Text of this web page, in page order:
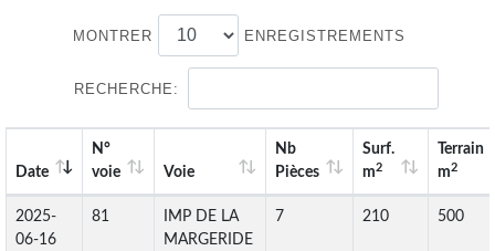
MONTRER ENREGISTREMENTS
RECHERCHE:
Date
N°
voie
Voie
Nb
Pièces
Surf.
m2
Terrain
m2
2025-
06-16
81
IMP DE LA
MARGERIDE
7 210 500